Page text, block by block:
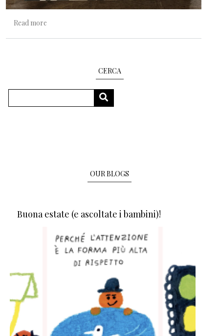
Read more
CERCA
SEARCH
OUR BLOGS
Buona estate (e ascoltate i bambini)!